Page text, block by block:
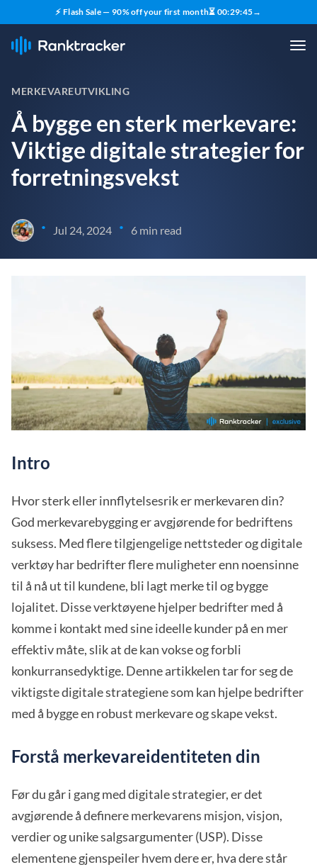
⚡ Flash Sale — 90% off your first month⏳ 00:29:43→
MERKEVAREUTVIKLING
Å bygge en sterk merkevare:
Viktige digitale strategier for
forretningsvekst
• Jul 24, 2024 • 6 min read
Intro
Hvor sterk eller innflytelsesrik er merkevaren din?
God merkevarebygging er avgjørende for bedriftens
suksess. Med flere tilgjengelige nettsteder og digitale
verktøy har bedrifter flere muligheter enn noensinne
til å nå ut til kundene, bli lagt merke til og bygge
lojalitet. Disse verktøyene hjelper bedrifter med å
komme i kontakt med sine ideelle kunder på en mer
effektiv måte, slik at de kan vokse og forbli
konkurransedyktige. Denne artikkelen tar for seg de
viktigste digitale strategiene som kan hjelpe bedrifter
med å bygge en robust merkevare og skape vekst.
Forstå merkevareidentiteten din
Før du går i gang med digitale strategier, er det
avgjørende å definere merkevarens misjon, visjon,
verdier og unike salgsargumenter (USP). Disse
elementene gjenspeiler hvem dere er, hva dere står